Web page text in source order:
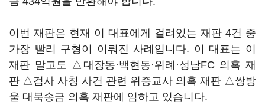
이번 재판은 현재 이 대표에게 걸려있는 재판 4건 중
가장 빨리 구형이 이뤄진 사례입니다. 이 대표는 이
재판 말고도 △대장동·백현동·위례·성남FC 의혹 재
판 △검사 사칭 사건 관련 위증교사 의혹 재판 △쌍방
울 대북송금 의혹 재판에 임하고 있습니다.